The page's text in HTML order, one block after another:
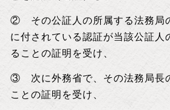
② その公証人の所属する法務局
に付されている認証が当該公証人
ることの証明を受け、
③ 次に外務省で、その法務局長
ことの証明を受け、